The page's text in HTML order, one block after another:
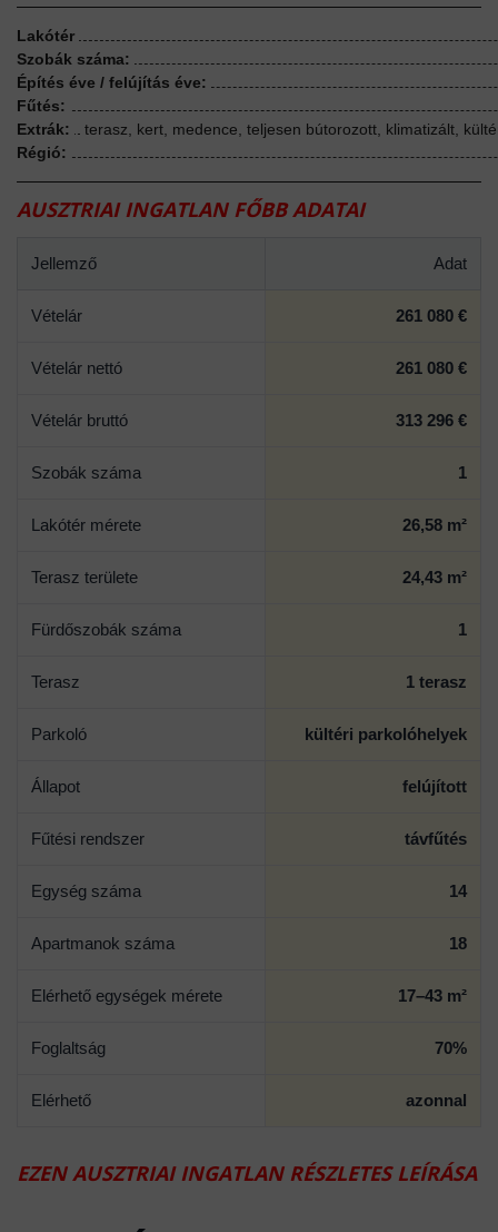
Lakótér
Szobák száma:
Építés éve / felújítás éve:
Fűtés:
Extrák:
terasz, kert, medence, teljesen bútorozott, klimatizált,
Régió:
AUSZTRIAI INGATLAN FŐBB ADATAI
Jellemző Adat
Vételár 261 080 €
Vételár nettó 261 080 €
Vételár bruttó 313 296 €
Szobák száma 1
Lakótér mérete 26,58 m²
Terasz területe 24,43 m²
Fürdőszobák száma 1
Terasz 1 terasz
Parkoló kültéri parkolóhelyek
Állapot felújított
Fűtési rendszer távfűtés
Egység száma 14
Apartmanok száma 18
Elérhető egységek mérete 17–43 m²
Foglaltság 70%
Elérhető azonnal
EZEN AUSZTRIAI INGATLAN RÉSZLETES LEÍRÁSA